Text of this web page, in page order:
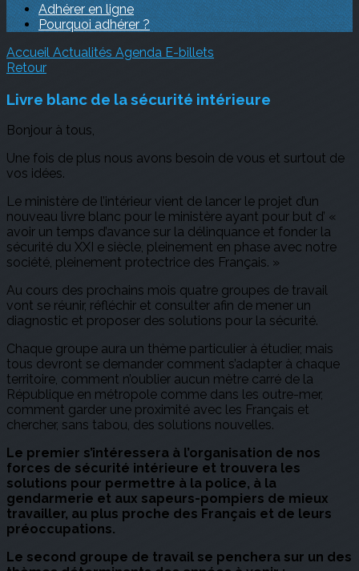
Adhérer en ligne
Pourquoi adhérer ?
Accueil Actualités Agenda E-billets
Retour
Livre blanc de la sécurité intérieure
Bonjour à tous,
Une fois de plus nous avons besoin de vous et surtout de
vos idées.
Le ministère de l’intérieur vient de lancer le projet d’un
nouveau livre blanc pour le ministère ayant pour but d’ «
avoir un temps d’avance sur la délinquance et fonder la
sécurité du XXI e siècle, pleinement en phase avec notre
société, pleinement protectrice des Français. »
Au cours des prochains mois quatre groupes de travail
vont se réunir, réfléchir et consulter afin de mener un
diagnostic et proposer des solutions pour la sécurité.
Chaque groupe aura un thème particulier à étudier, mais
tous devront se demander comment s’adapter à chaque
territoire, comment n’oublier aucun mètre carré de la
République en métropole comme dans les outre-mer,
comment garder une proximité avec les Français et
chercher, sans tabou, des solutions nouvelles.
Le premier s’intéressera à l’organisation de nos
forces de sécurité intérieure et trouvera les
solutions pour permettre à la police, à la
gendarmerie et aux sapeurs-pompiers de mieux
travailler, au plus proche des Français et de leurs
préoccupations.
Le second groupe de travail se penchera sur un des